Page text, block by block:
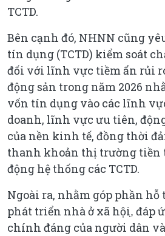
TCTD.
Bên cạnh đó, NHNN cũng
tín dụng (TCTD) kiểm soát
đối với lĩnh vực tiềm ẩn rủi
động sản trong năm 2026
vốn tín dụng vào các lĩnh
doanh, lĩnh vực ưu tiên,
của nền kinh tế, đồng thời
thanh khoản thị trường tiền
động hệ thống các TCTD.
Ngoài ra, nhằm góp phần
phát triển nhà ở xã hội,̣ đáp
chính đáng của người dân